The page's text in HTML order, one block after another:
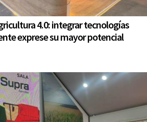
4.0: integrar tecnologías
exprese su mayor potencial